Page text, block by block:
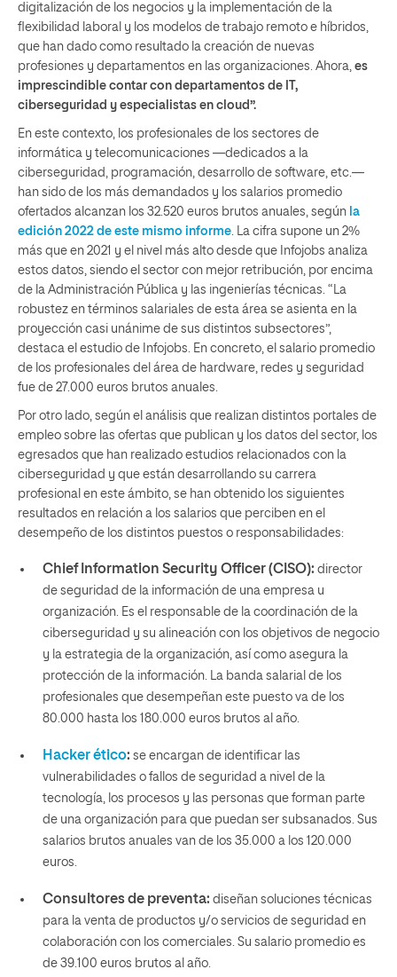
digitalización de los negocios y la implementación de la
flexibilidad laboral y los modelos de trabajo remoto e híbridos,
que han dado como resultado la creación de nuevas
profesiones y departamentos en las organizaciones. Ahora, es
imprescindible contar con departamentos de IT,
ciberseguridad y especialistas en cloud”.
En este contexto, los profesionales de los sectores de
informática y telecomunicaciones —dedicados a la
ciberseguridad, programación, desarrollo de software, etc.—
han sido de los más demandados y los salarios promedio
ofertados alcanzan los 32.520 euros brutos anuales, según la
edición 2022 de este mismo informe . La cifra supone un 2%
más que en 2021 y el nivel más alto desde que Infojobs analiza
estos datos, siendo el sector con mejor retribución, por encima
de la Administración Pública y las ingenierías técnicas. “La
robustez en términos salariales de esta área se asienta en la
proyección casi unánime de sus distintos subsectores”,
destaca el estudio de Infojobs. En concreto, el salario promedio
de los profesionales del área de hardware, redes y seguridad
fue de 27.000 euros brutos anuales.
Por otro lado, según el análisis que realizan distintos portales de
empleo sobre las ofertas que publican y los datos del sector, los
egresados que han realizado estudios relacionados con la
ciberseguridad y que están desarrollando su carrera
profesional en este ámbito, se han obtenido los siguientes
resultados en relación a los salarios que perciben en el
desempeño de los distintos puestos o responsabilidades:
Chief Information Security Officer (CISO): director
de seguridad de la información de una empresa u
organización. Es el responsable de la coordinación de la
ciberseguridad y su alineación con los objetivos de negocio
y la estrategia de la organización, así como asegura la
protección de la información. La banda salarial de los
profesionales que desempeñan este puesto va de los
80.000 hasta los 180.000 euros brutos al año.
Hacker ético: se encargan de identificar las
vulnerabilidades o fallos de seguridad a nivel de la
tecnología, los procesos y las personas que forman parte
de una organización para que puedan ser subsanados. Sus
salarios brutos anuales van de los 35.000 a los 120.000
euros.
Consultores de preventa: diseñan soluciones técnicas
para la venta de productos y/o servicios de seguridad en
colaboración con los comerciales. Su salario promedio es
de 39.100 euros brutos al año.